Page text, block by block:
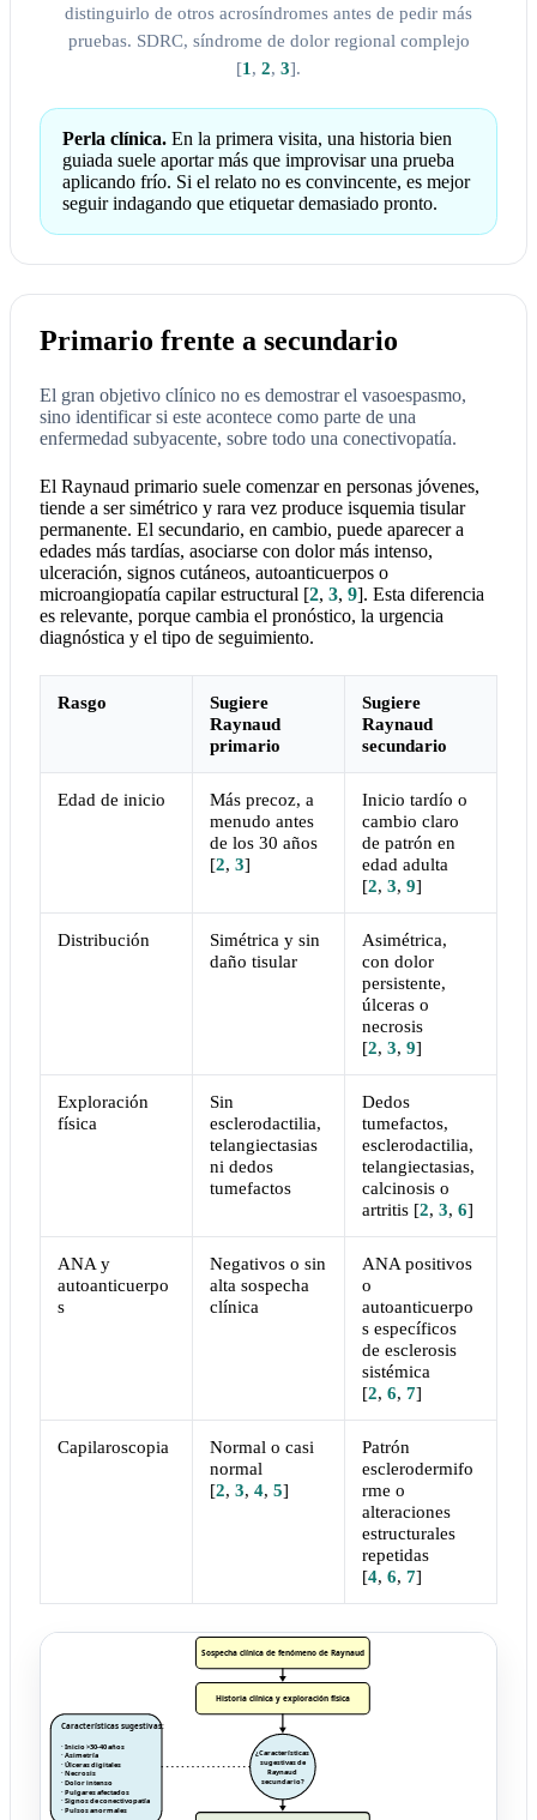
distinguirlo de otros acrosíndromes antes de pedir más
pruebas. SDRC, síndrome de dolor regional complejo
[1 , 2, 3].
Perla clínica. En la primera visita, una historia bien
guiada suele aportar más que improvisar una prueba
aplicando frío. Si el relato no es convincente, es mejor
seguir indagando que etiquetar demasiado pronto.
Primario frente a secundario
El gran objetivo clínico no es demostrar el vasoespasmo,
sino identificar si este acontece como parte de una
enfermedad subyacente, sobre todo una conectivopatía.
El Raynaud primario suele comenzar en personas jóvenes,
tiende a ser simétrico y rara vez produce isquemia tisular
permanente. El secundario, en cambio, puede aparecer a
edades más tardías, asociarse con dolor más intenso,
ulceración, signos cutáneos, autoanticuerpos o
microangiopatía capilar estructural [2, 3, 9]. Esta diferencia
es relevante, porque cambia el pronóstico, la urgencia
diagnóstica y el tipo de seguimiento.
Rasgo
Sugiere
Raynaud
primario
Sugiere
Raynaud
secundario
Edad de inicio
Más precoz, a
menudo antes
de los 30 años
[2,3]
Inicio tardío o
cambio claro
de patrón en
edad adulta
[2,3,9]
Distribución
Simétrica y sin
daño tisular
Asimétrica,
con dolor
persistente,
úlceras o
necrosis
[2,3,9]
Exploración
física
Sin
esclerodactilia,
telangiectasias
ni dedos
tumefactos
Dedos
tumefactos,
esclerodactilia,
telangiectasias,
calcinosis o
artritis [2,3,6]
ANA y
autoanticuerpo
s
Negativos o sin
alta sospecha
clínica
ANA positivos
o
autoanticuerpo
s específicos
de esclerosis
sistémica
[2,6,7]
Capilaroscopia
Normal o casi
normal
[2,3,4,5]
Patrón
esclerodermifo
rme o
alteraciones
estructurales
repetidas
[4,6,7]